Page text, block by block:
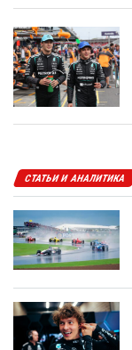
СТАТЬИ И АНАЛИТИКА